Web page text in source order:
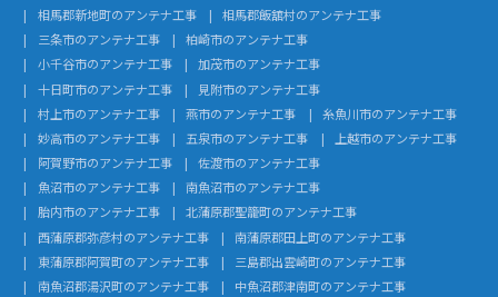
相馬郡新地町のアンテナ工事
相馬郡飯舘村のアンテナ工事
三条市のアンテナ工事
柏崎市のアンテナ工事
小千谷市のアンテナ工事
加茂市のアンテナ工事
十日町市のアンテナ工事
見附市のアンテナ工事
村上市のアンテナ工事
燕市のアンテナ工事
糸魚川市のアンテナ工事
妙高市のアンテナ工事
五泉市のアンテナ工事
上越市のアンテナ工事
阿賀野市のアンテナ工事
佐渡市のアンテナ工事
魚沼市のアンテナ工事
南魚沼市のアンテナ工事
胎内市のアンテナ工事
北蒲原郡聖籠町のアンテナ工事
西蒲原郡弥彦村のアンテナ工事
南蒲原郡田上町のアンテナ工事
東蒲原郡阿賀町のアンテナ工事
三島郡出雲崎町のアンテナ工事
南魚沼郡湯沢町のアンテナ工事
中魚沼郡津南町のアンテナ工事